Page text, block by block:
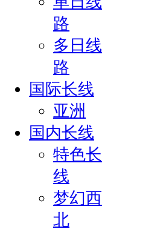
路
多日线
路
国际长线
亚洲
国内长线
特色长
线
梦幻西
北